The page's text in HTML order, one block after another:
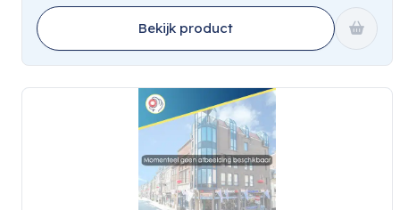
Bekijk product